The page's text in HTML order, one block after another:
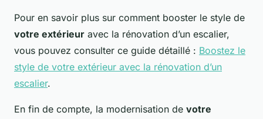
Pour en savoir plus sur comment booster le style de
votre extérieur avec la rénovation d’un escalier,
vous pouvez consulter ce guide détaillé : Boostez le
style de votre extérieur avec la rénovation d’un
escalier.
En fin de compte, la modernisation de votre